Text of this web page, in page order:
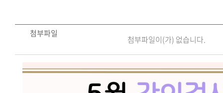
첨부파일
첨부파일이(가) 없습니다.